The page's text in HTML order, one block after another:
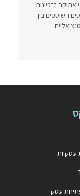
אתיקה בזכיינות
השוטפים בין
עסקיות
עסק